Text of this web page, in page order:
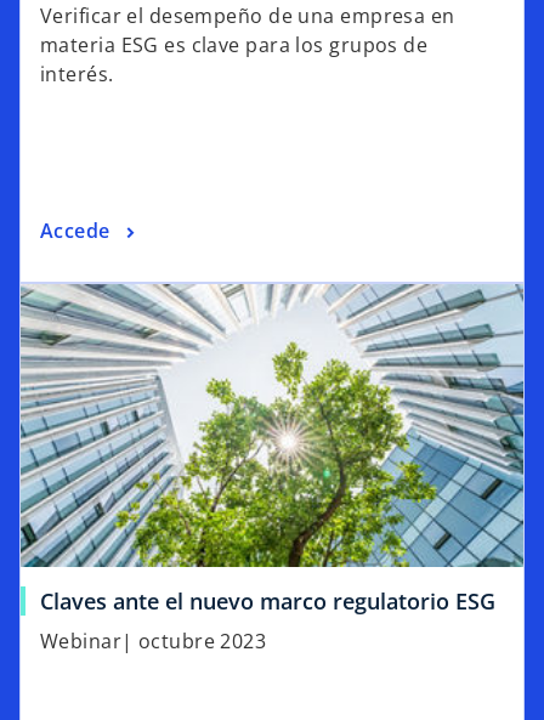
Verificar el desempeño de una empresa en
materia ESG es clave para los grupos de
interés.
Accede
Claves ante el nuevo marco regulatorio ESG
Webinar| octubre 2023